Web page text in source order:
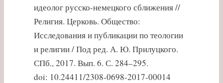
идеолог русско-немецкого сближения //
Религия. Церковь. Общество:
Исследования и публикации по теологии
и религии / Под ред. А. Ю. Прилуцкого.
СПб., 2017. Вып. 6. С. 284–295.
doi: 10.24411/2308-0698-2017-00014